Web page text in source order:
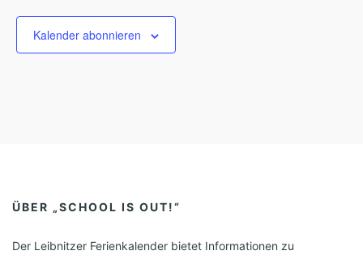
m
ä
Kalender abonnieren
ÜBER „SCHOOL IS OUT!“
Der Leibnitzer Ferienkalender bietet Informationen zu